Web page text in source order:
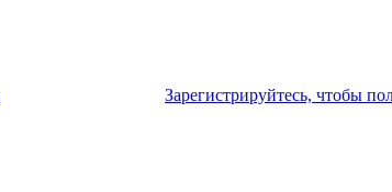
Зарегистрируйтесь, чтобы